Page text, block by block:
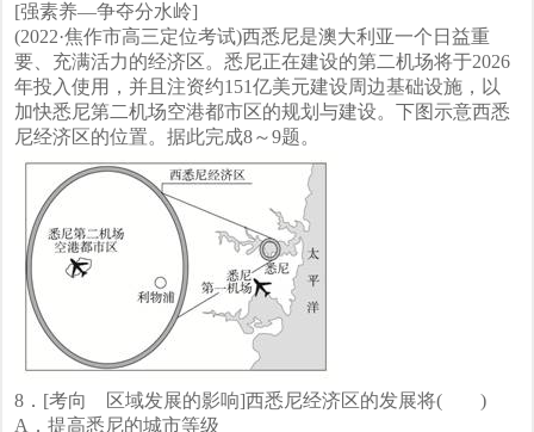
[强素养—争夺分水岭]
(2022·焦作市高三定位考试)西悉尼是澳大利亚一个日益重
要、充满活力的经济区。悉尼正在建设的第二机场将于2026
年投入使用，并且注资约151亿美元建设周边基础设施，以
加快悉尼第二机场空港都市区的规划与建设。下图示意西悉
尼经济区的位置。据此完成8～9题。
8．[考向 区域发展的影响]西悉尼经济区的发展将( )
A．提高悉尼的城市等级